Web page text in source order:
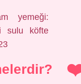
yemeği:
sulu köfte